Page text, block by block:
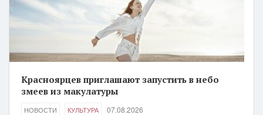
Красноярцев приглашают запустить в небо
змеев из макулатуры
НОВОСТИ КУЛЬТУРА 07.08.2026